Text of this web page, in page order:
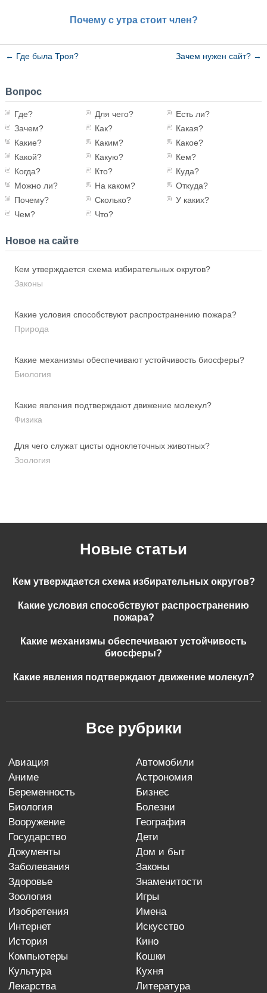
Почему с утра стоит член?
← Где была Троя? Зачем нужен сайт? →
Вопрос
Где? Для чего?
Есть ли?
Зачем?
Как?
Какая?
Какие?
Каким?
Какое?
Какой?
Какую?
Кем?
Когда?
Кто?
Куда?
Можно ли?
На каком?
Откуда?
Почему?
Сколько?
У каких?
Чем?
Что?
Новое на сайте
Кем утверждается схема избирательных округов?
Законы
Какие условия способствуют распространению пожара?
Природа
Какие механизмы обеспечивают устойчивость биосферы?
Биология
Какие явления подтверждают движение молекул?
Физика
Для чего служат цисты одноклеточных животных?
Зоология
Новые статьи
Кем утверждается схема избирательных округов?
Какие условия способствуют распространению
пожара?
Какие механизмы обеспечивают устойчивость
биосферы?
Какие явления подтверждают движение молекул?
Все рубрики
авиация
автомобили
аниме
астрономия
беременность
бизнес
биология
болезни
вооружение
география
государство
дети
документы
дом и быт
заболевания
законы
здоровье
знаменитости
зоология
игры
изобретения
имена
интернет
искусство
история
кино
компьютеры
кошки
культура
кухня
лекарства
литература